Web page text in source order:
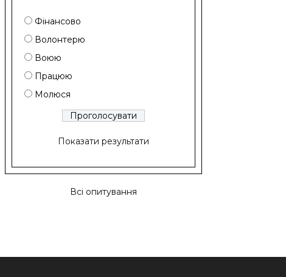
Фінансово
Волонтерю
Воюю
Працюю
Молюся
Показати результати
Всі опитування